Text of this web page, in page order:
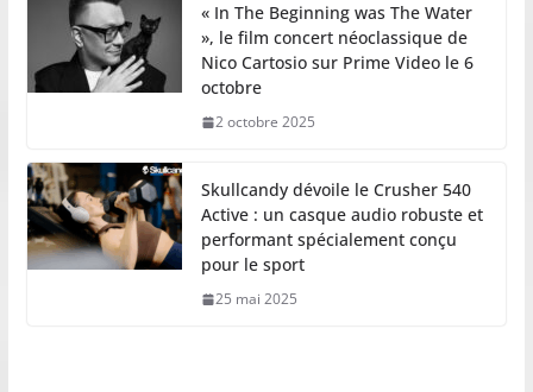
« In The Beginning was The Water
», le film concert néoclassique de
Nico Cartosio sur Prime Video le 6
octobre
2 octobre 2025
Skullcandy dévoile le Crusher 540
Active : un casque audio robuste et
performant spécialement conçu
pour le sport
25 mai 2025